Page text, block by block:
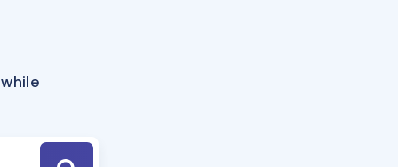
Hesaplama Aracı
için Öneriler
Tek Takvimde
Hoca ile seni sınava hazırlayacak onlarca eğitim seni bekliyor!